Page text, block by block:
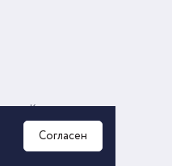
компания»
данных
Контакты
Согласен